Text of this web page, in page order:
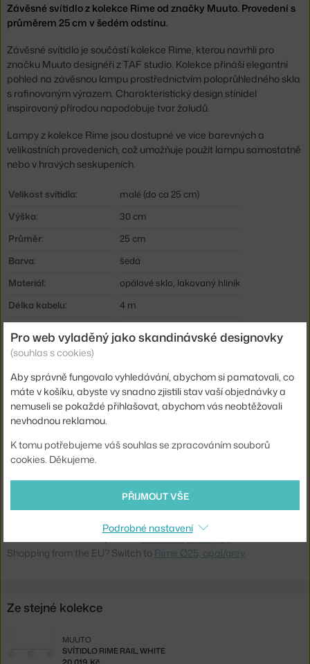
Závěsné svítidlo z kolekce Rime od značky Muuto. Provedení s
průměrem 25 cm v šedém odstínu.
Závěsné svítidlo je součástí kolekce Rime, kterou navrhli pro
značku Muuto designéři z TAF studio. Kolekce přináší elegantní
pohled na závěsnou lampu prostřednictvím poloprůhledného skla
s rafinovaným výrazem. Charakteristický design stínidel
inspirovaný přírodou napodobuje tvar žaludů.
Lampy z kolekce Rime jsou dostupné ve více barevných a
velikostních provedeních, což umožňuje použít lampu samostatně
nebo v hravých seskupeních.
Velikost svítidla:
malé (do ca 25 cm)
Výška:
30 cm
Průměr:
25 cm
Barva:
šedá
Materiál:
opálové sklo, lakovaný hliník
Délka kabelu:
4 m
Obsahuje stropní krytku:
Hlavní materiál:
sklo
Patice / zdroj:
E14
Distribuce světla:
Zdroj součástí:
Max Watt (LED):
Kód produktu
MUU-RIMPEN2503
Shopping from the EU? Switch to Rime Ø25, opal/grey
Ze stejné kolekce
SVÍTIDLO RIME RAIL, WHITE
MUUTO
Pro web vyladěný jako skandinávské designovky
(souhlas s cookies)
Aby správně fungovalo vyhledávání, abychom si pamatovali, co
máte v košíku, abyste vy snadno zjistili stav vaší objednávky a
nemuseli se pokaždé přihlašovat, abychom vás neobtěžovali
nevhodnou reklamou.
K tomu potřebujeme váš souhlas se zpracováním souborů
cookies. Děkujeme.
PŘIJMOUT VŠE
Podrobné nastavení